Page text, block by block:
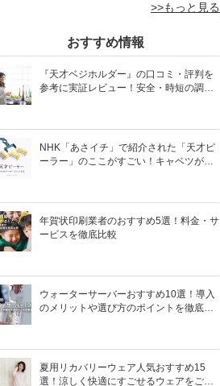
>>もっと見る
おすすめ情報
『天才ベジホルダー』の口コミ・評判を
参考に実証レビュー！安全・時短の調理
NHK「あさイチ」で紹介された「天才ピ
ーラー」のここがすごい！キャベツがほ
年賀状印刷業者のおすすめ5選！料金・サ
ービスを徹底比較
ウォーターサーバーおすすめ10選！導入
のメリットや選び方のポイントを徹底解
夏用リカバリーウェア人気おすすめ15
選！涼しく快適にすごせるウェアをご紹